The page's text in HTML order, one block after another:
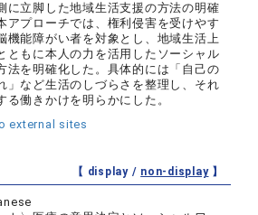
に立脚した地域生活支援の方法の明確
アプローチでは、権利侵害を受けやす
機能障がい者を対象とし、地域生活上
ともに本人の力を活用したソーシャル
法を明確化した。具体的には「自己の
」など生活のしづらさを整理し、それ
る働きかけを明らかにした。
external sites
【 display / non-display】